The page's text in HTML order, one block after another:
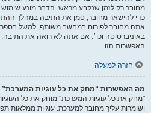
מחובר רק לזמן שנקבע מראש. הדבר מונע
כדי להישאר מחובר, סמן את התיבה במהלך
אתה מחובר לפורום במחשב משותף, למשל
באוניברסיטה וכו׳. אם אתה לא רואה את
האפשרות הזו.
חזרה למעלה
מה האפשרות “מחק את כל עוגיות המערכת”
ושומרות עליך מחובר למערכת. עוגיות ממלאות